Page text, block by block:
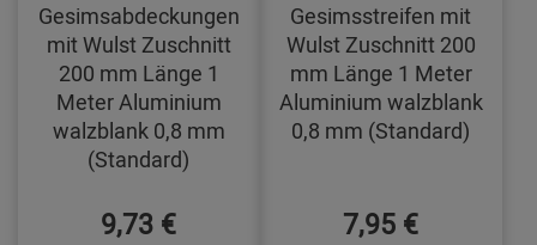
Gesimsabdeckungen
mit Wulst Zuschnitt
200 mm Länge 1
Meter Aluminium
walzblank 0,8 mm
(Standard)
9,73 €
Gesimsstreifen mit
Wulst Zuschnitt 200
mm Länge 1 Meter
Aluminium walzblank
0,8 mm (Standard)
7,95 €